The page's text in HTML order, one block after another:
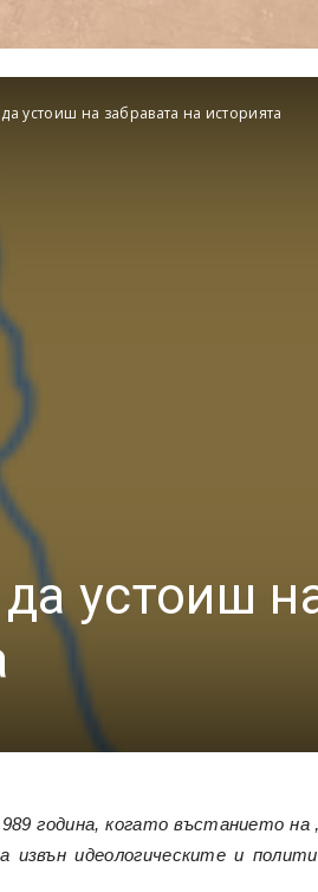
устоиш на забравата на историята
устоиш
година, когато въстанието
идеологическите и